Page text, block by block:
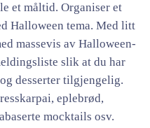
et måltid. Organiser et
Halloween tema. Med litt
massevis av Halloween-
slik at du har
desserter tilgjengelig.
eplebrød,
mocktails osv.